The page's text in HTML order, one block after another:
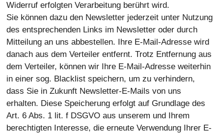
Widerruf erfolgten Verarbeitung berührt wird.
Sie können dazu den Newsletter jederzeit unter Nutzung
des entsprechenden Links im Newsletter oder durch
Mitteilung an uns abbestellen. Ihre E-Mail-Adresse wird
danach aus dem Verteiler entfernt. Trotz Entfernung aus
dem Verteiler, können wir Ihre E-Mail-Adresse weiterhin
in einer sog. Blacklist speichern, um zu verhindern,
dass Sie in Zukunft Newsletter-E-Mails von uns
erhalten. Diese Speicherung erfolgt auf Grundlage des
Art. 6 Abs. 1 lit. f DSGVO aus unserem und Ihrem
berechtigten Interesse, die erneute Verwendung Ihrer E-